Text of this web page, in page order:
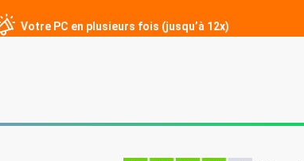
Votre PC en plusieurs fois (jusqu’à 12x)